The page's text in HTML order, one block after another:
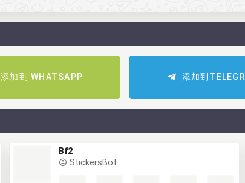
添加到 WHATSAPP 添加到
Bf2
StickersBot